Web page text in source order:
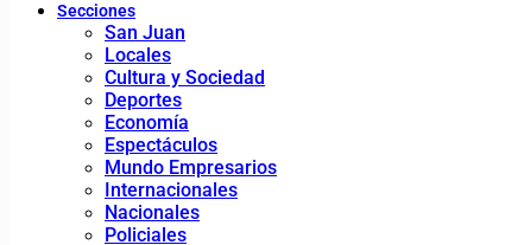
Secciones
San Juan
Locales
Cultura y Sociedad
Deportes
Economía
Espectáculos
Mundo Empresarios
Internacionales
Nacionales
Policiales